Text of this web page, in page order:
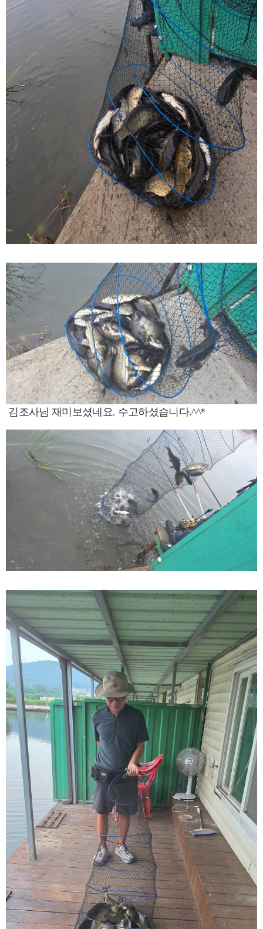
김조사님 재미보셨네요. 수고하셨습니다.^^*